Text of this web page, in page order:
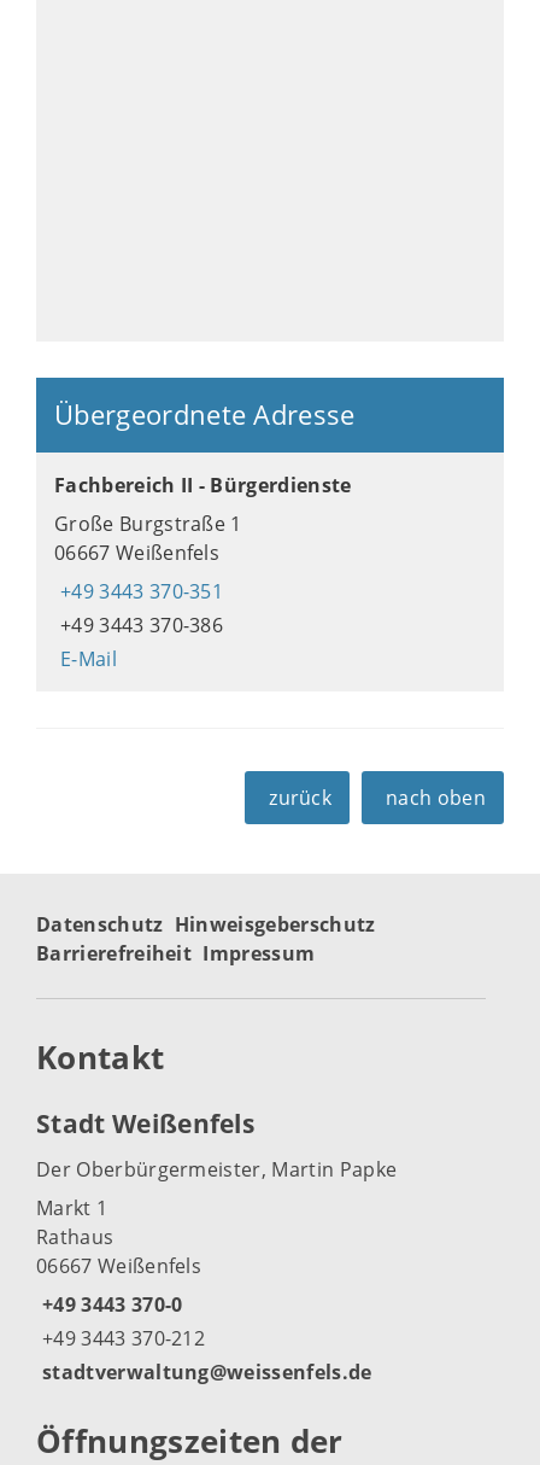
Übergeordnete Adresse
Fachbereich II - Bürgerdienste
Große Burgstraße 1
06667 Weißenfels
+49 3443 370-351
+49 3443 370-386
E-Mail
zurück nach oben
Datenschutz Hinweisgeberschutz
Barrierefreiheit Impressum
Kontakt
Stadt Weißenfels
Der Oberbürgermeister, Martin Papke
Markt 1
Rathaus
06667 Weißenfels
+49 3443 370-0
+49 3443 370-212
stadtverwaltung@weissenfels.de
Öffnungszeiten der